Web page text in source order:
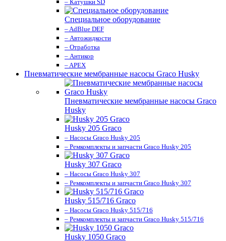
– Катушки SD
Специальное оборудование
– AdBlue DEF
– Автожидкости
– Отработка
– Антикор
– APEX
Пневматические мембранные насосы Graco Husky
Пневматические мембранные насосы Graco
Husky
Husky 205 Graco
– Насосы Graco Husky 205
– Ремкомплекты и запчасти Graco Husky 205
Husky 307 Graco
– Насосы Graco Husky 307
– Ремкомплекты и запчасти Graco Husky 307
Husky 515/716 Graco
– Насосы Graco Husky 515/716
– Ремкомплекты и запчасти Graco Husky 515/716
Husky 1050 Graco